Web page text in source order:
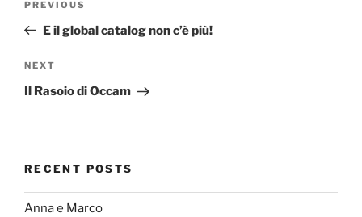
Previous
Post
PREVIOUS
E il global catalog non c’è più!
Next
Post
NEXT
Il Rasoio di Occam
RECENT POSTS
Anna e Marco